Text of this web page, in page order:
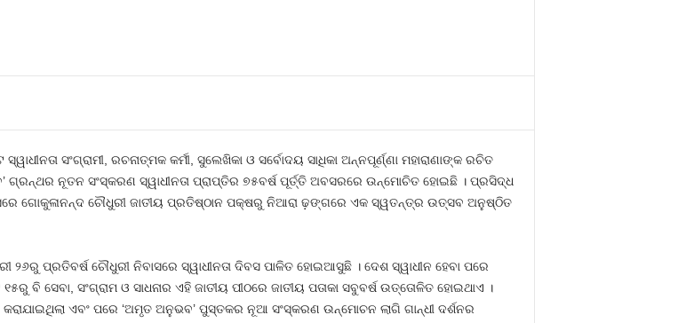
ସଂଗ୍ରାମୀ, ରଚନାତ୍ମକ କର୍ମୀ, ସୁଲେଖିକା ଓ ସର୍ବୋଦୟ ସାଧିକା ଅନ୍ନପୂର୍ଣ୍ଣା ମହାରାଣାଙ୍କ ରଚିତ
ଗ୍ରନ୍ଥର ନୂତନ ସଂସ୍କରଣ ସ୍ୱାଧୀନତା ପ୍ରାପ୍ତିର ୭୫ବର୍ଷ ପୂର୍ତ୍ତି ଅବସରରେ ଉନ୍ମୋଚିତ ହୋଇଛି । ପ୍ରସିଦ୍ଧ
ଗୋକୁଳାନନ୍ଦ ଚୌଧୁରୀ ଜାତୀୟ ପ୍ରତିଷ୍ଠାନ ପକ୍ଷରୁ ନିଆରା ଢ଼ଙ୍ଗରେ ଏକ ସ୍ୱତନ୍ତ୍ର ଉତ୍ସବ ଅନୁଷ୍ଠିତ
୨୬ରୁ ପ୍ରତିବର୍ଷ ଚୌଧୁରୀ ନିବାସରେ ସ୍ୱାଧୀନତା ଦିବସ ପାଳିତ ହୋଇଆସୁଛି । ଦେଶ ସ୍ୱାଧୀନ ହେବା ପରେ
ବି ସେବା, ସଂଗ୍ରାମ ଓ ସାଧନାର ଏହି ଜାତୀୟ ପୀଠରେ ଜାତୀୟ ପତାକା ସବୁବର୍ଷ ଉତ୍ତୋଳିତ ହୋଇଥାଏ ।
ଏବଂ ପରେ ‘ଅମୃତ ଅନୁଭବ’ ପୁସ୍ତକର ନୂଆ ସଂସ୍କରଣ ଉନ୍ମୋଚନ ଲାଗି ଗାନ୍ଧୀ ଦର୍ଶନର